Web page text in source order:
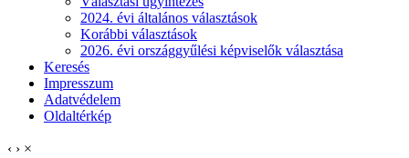
2024. évi általános választások
Korábbi választások
2026. évi országgyűlési képviselők választása
Keresés
Impresszum
Adatvédelem
Oldaltérkép
‹ › ×